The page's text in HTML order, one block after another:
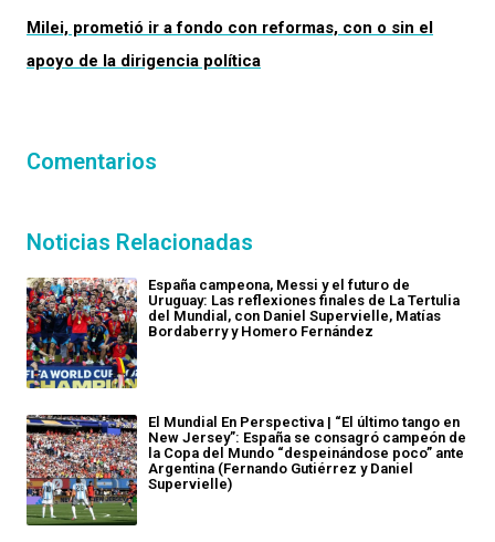
Milei, prometió ir a fondo con reformas, con o sin el
apoyo de la dirigencia política
Comentarios
Noticias Relacionadas
España campeona, Messi y el futuro de
Uruguay: Las reflexiones finales de La Tertulia
del Mundial, con Daniel Supervielle, Matías
Bordaberry y Homero Fernández
El Mundial En Perspectiva | “El último tango en
New Jersey”: España se consagró campeón de
la Copa del Mundo “despeinándose poco” ante
Argentina (Fernando Gutiérrez y Daniel
Supervielle)